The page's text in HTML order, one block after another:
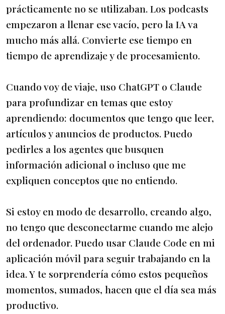
prácticamente no se utilizaban. Los podcasts
empezaron a llenar ese vacío, pero la IA va
mucho más allá. Convierte ese tiempo en
tiempo de aprendizaje y de procesamiento.
Cuando voy de viaje, uso ChatGPT o Claude
para profundizar en temas que estoy
aprendiendo: documentos que tengo que leer,
artículos y anuncios de productos. Puedo
pedirles a los agentes que busquen
información adicional o incluso que me
expliquen conceptos que no entiendo.
Si estoy en modo de desarrollo, creando algo,
no tengo que desconectarme cuando me alejo
del ordenador. Puedo usar Claude Code en mi
aplicación móvil para seguir trabajando en la
idea. Y te sorprendería cómo estos pequeños
momentos, sumados, hacen que el día sea más
productivo.